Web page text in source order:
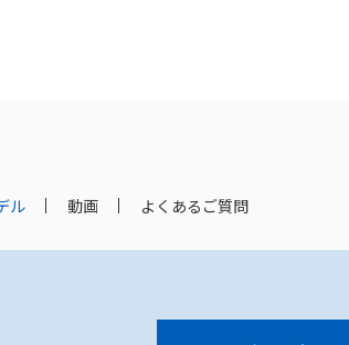
ル 動画 よくあるご質問